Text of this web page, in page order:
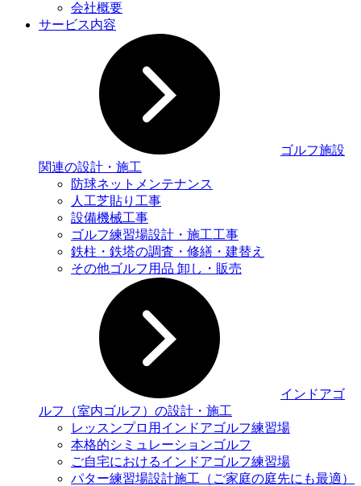
会社概要
サービス内容
ゴルフ施設
関連の設計・施工
防球ネットメンテナンス
人工芝貼り工事
設備機械工事
ゴルフ練習場設計・施工工事
鉄柱・鉄塔の調査・修繕・建替え
その他ゴルフ用品 卸し・販売
インドアゴ
ルフ（室内ゴルフ）の設計・施工
レッスンプロ用インドアゴルフ練習場
本格的シミュレーションゴルフ
ご自宅におけるインドアゴルフ練習場
パター練習場設計施工（ご家庭の庭先にも最適）